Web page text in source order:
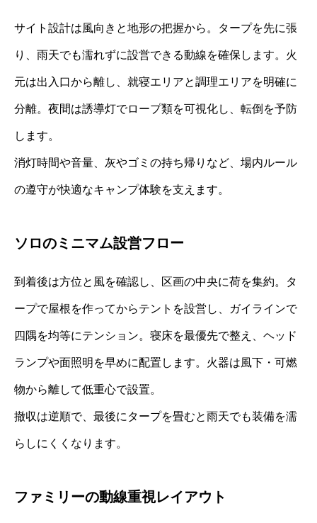
サイト設計は風向きと地形の把握から。タープを先に張
り、雨天でも濡れずに設営できる動線を確保します。火
元は出入口から離し、就寝エリアと調理エリアを明確に
分離。夜間は誘導灯でロープ類を可視化し、転倒を予防
します。
消灯時間や音量、灰やゴミの持ち帰りなど、場内ルール
の遵守が快適なキャンプ体験を支えます。
ソロのミニマム設営フロー
到着後は方位と風を確認し、区画の中央に荷を集約。タ
ープで屋根を作ってからテントを設営し、ガイラインで
四隅を均等にテンション。寝床を最優先で整え、ヘッド
ランプや面照明を早めに配置します。火器は風下・可燃
物から離して低重心で設置。
撤収は逆順で、最後にタープを畳むと雨天でも装備を濡
らしにくくなります。
ファミリーの動線重視レイアウト